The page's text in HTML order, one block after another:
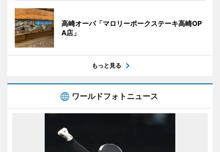
高崎オーパ「マロリーポークステーキ高崎OP
A店」
もっと見る
ワールドフォトニュース